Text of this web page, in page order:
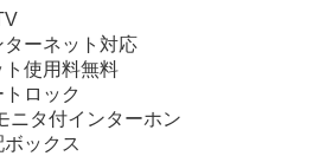
ターネット対応
ト使用料無料
トロック
ニタ付インターホン
ボックス